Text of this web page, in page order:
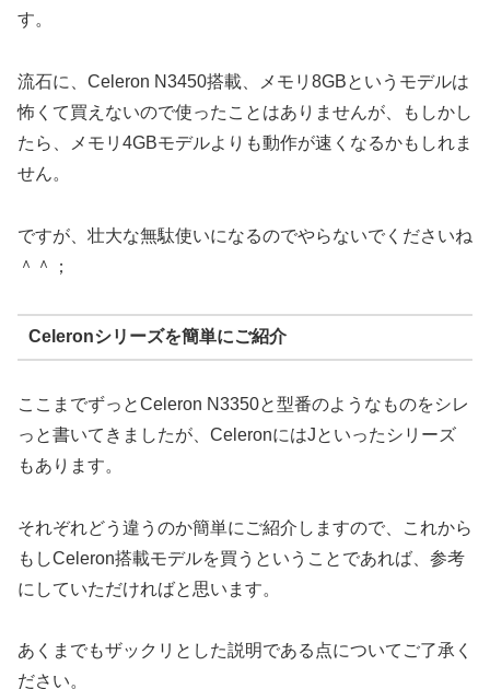
す。
流石に、Celeron N3450搭載、メモリ8GBというモデルは
怖くて買えないので使ったことはありませんが、もしかし
たら、メモリ4GBモデルよりも動作が速くなるかもしれま
せん。
ですが、壮大な無駄使いになるのでやらないでくださいね
＾＾；
Celeronシリーズを簡単にご紹介
ここまでずっとCeleron N3350と型番のようなものをシレ
っと書いてきましたが、CeleronにはJといったシリーズ
もあります。
それぞれどう違うのか簡単にご紹介しますので、これから
もしCeleron搭載モデルを買うということであれば、参考
にしていただければと思います。
あくまでもザックリとした説明である点についてご了承く
ださい。